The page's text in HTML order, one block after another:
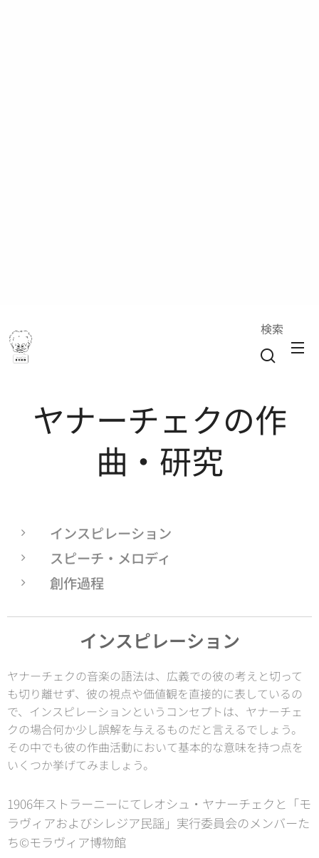
検索
ヤナーチェクの作
曲・研究
インスピレーション
スピーチ・メロディ
創作過程
インスピレーション
ヤナーチェクの音楽の語法は、広義での彼の考えと切って
も切り離せず、彼の視点や価値観を直接的に表しているの
で、インスピレーションというコンセプトは、ヤナーチェ
クの場合何か少し誤解を与えるものだと言えるでしょう。
その中でも彼の作曲活動において基本的な意味を持つ点を
いくつか挙げてみましょう。
1906年ストラーニーにてレオシュ・ヤナーチェクと「モ
ラヴィアおよびシレジア民謡」実行委員会のメンバーた
ち©モラヴィア博物館